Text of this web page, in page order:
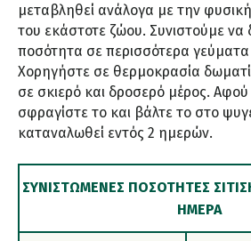
μεταβληθεί ανάλογα με την
του εκάστοτε ζώου. Συνιστούμε να
ποσότητα σε περισσότερα
Χορηγήστε σε θερμοκρασία
σε σκιερό και δροσερό μέρος. Αφού
σφραγίστε το και βάλτε το στο
καταναλωθεί εντός 2 ημερών.
ΣΥΝΙΣΤΏΜΕΝΕΣ ΠΟΣΌΤΗΤΕΣ
ΗΜΈΡΑ